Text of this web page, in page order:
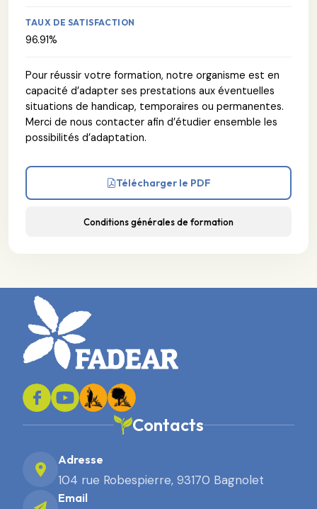
TAUX DE SATISFACTION
96.91%
Pour réussir votre formation, notre organisme est en
capacité d’adapter ses prestations aux éventuelles
situations de handicap, temporaires ou permanentes.
Merci de nous contacter afin d’étudier ensemble les
possibilités d’adaptation.
Télécharger le PDF
Conditions générales de formation
Contacts
Adresse
104 rue Robespierre, 93170 Bagnolet
Email